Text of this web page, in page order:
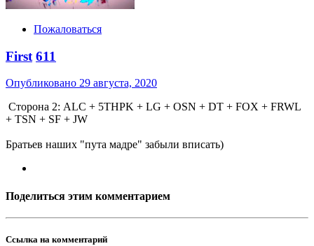
Пожаловаться
First 611
Опубликовано 29 августа, 2020
Сторона 2: ALC + 5THPK + LG + OSN + DT + FOX + FRWL
+ TSN + SF + JW
Братьев наших "пута мадре" забыли вписать)
Поделиться этим комментарием
Ссылка на комментарий